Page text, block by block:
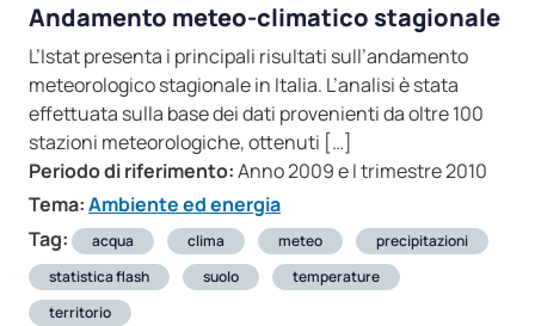
Andamento meteo-climatico stagionale
L’Istat presenta i principali risultati sull’andamento
meteorologico stagionale in Italia. L’analisi è stata
effettuata sulla base dei dati provenienti da oltre 100
stazioni meteorologiche, ottenuti […]
Periodo di riferimento:Anno 2009 e I trimestre 2010
Tema:Ambiente ed energia
Tag:
acqua clima meteo
precipitazioni
statistica flash
suolo
temperature
territorio